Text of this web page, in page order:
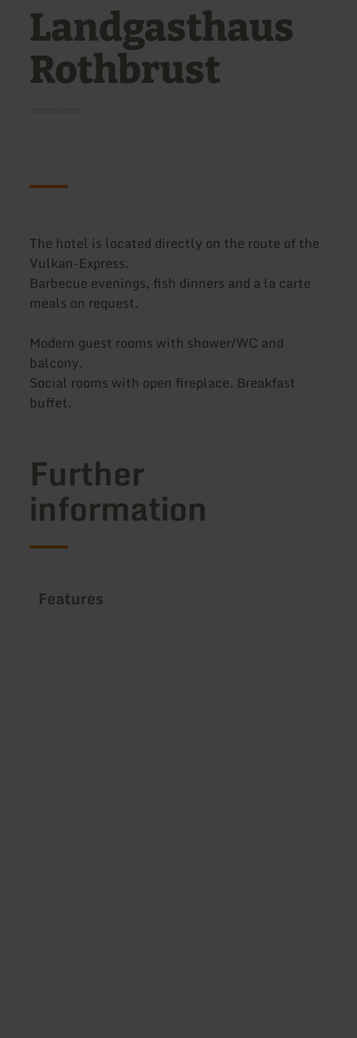
Landgasthaus
Rothbrust
The hotel is located directly on the route of the
Vulkan-Express.
Barbecue evenings, fish dinners and a la carte
meals on request.
Modern guest rooms with shower/WC and
balcony.
Social rooms with open fireplace. Breakfast
buffet.
Further
information
Features